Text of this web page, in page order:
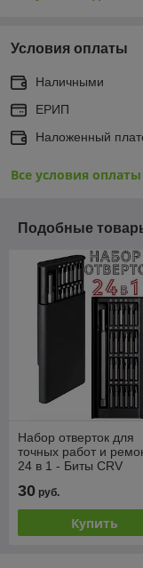
Условия оплаты
Наличными
ЕРИП
Наложенный
Все условия оплаты
Подобные
Набор отверток для
точных работ и
24 в 1 - Биты CRV
30 руб.
Купить